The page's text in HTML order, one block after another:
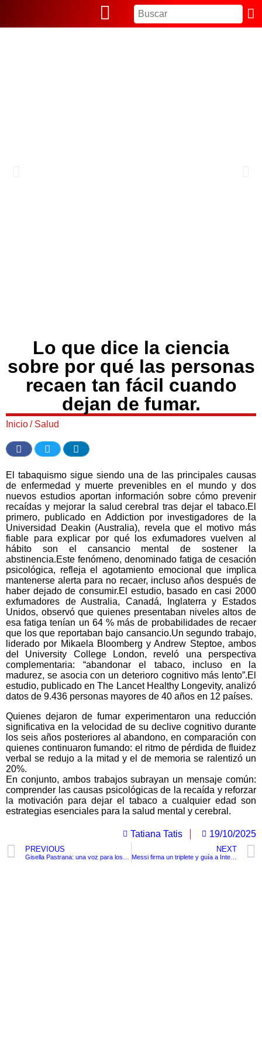
Lo que dice la ciencia
sobre por qué las personas
recaen tan fácil cuando
dejan de fumar.
Inicio/ Salud
El tabaquismo sigue siendo una de las principales causas
de enfermedad y muerte prevenibles en el mundo y dos
nuevos estudios aportan información sobre cómo prevenir
recaídas y mejorar la salud cerebral tras dejar el tabaco.El
primero, publicado en Addiction por investigadores de la
Universidad Deakin (Australia), revela que el motivo más
fiable para explicar por qué los exfumadores vuelven al
hábito son el cansancio mental de sostener la
abstinencia.Este fenómeno, denominado fatiga de cesación
psicológica, refleja el agotamiento emocional que implica
mantenerse alerta para no recaer, incluso años después de
haber dejado de consumir.El estudio, basado en casi 2000
exfumadores de Australia, Canadá, Inglaterra y Estados
Unidos, observó que quienes presentaban niveles altos de
esa fatiga tenían un 64 % más de probabilidades de recaer
que los que reportaban bajo cansancio.Un segundo trabajo,
liderado por Mikaela Bloomberg y Andrew Steptoe, ambos
del University College London, reveló una perspectiva
complementaria: “abandonar el tabaco, incluso en la
madurez, se asocia con un deterioro cognitivo más lento”.El
estudio, publicado en The Lancet Healthy Longevity, analizó
datos de 9.436 personas mayores de 40 años en 12 países.
Quienes dejaron de fumar experimentaron una reducción
significativa en la velocidad de su declive cognitivo durante
los seis años posteriores al abandono, en comparación con
quienes continuaron fumando: el ritmo de pérdida de fluidez
verbal se redujo a la mitad y el de memoria se ralentizó un
20%.
En conjunto, ambos trabajos subrayan un mensaje común:
comprender las causas psicológicas de la recaída y reforzar
la motivación para dejar el tabaco a cualquier edad son
estrategias esenciales para la salud mental y cerebral.
Tatiana Tatis 19/10/2025
PREVIOUS NEXT
Messi firma un triplete y guía a Inter Miami a un cierre de temporada de ensueño